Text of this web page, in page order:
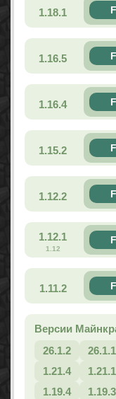
1.18.1
1.16.5
1.16.4
1.15.2
1.12.2
1.12.1
1.12
1.11.2
Версии
26.1.2
26.1.1
1.21.4
1.21.1
1.19.4
1.19.3